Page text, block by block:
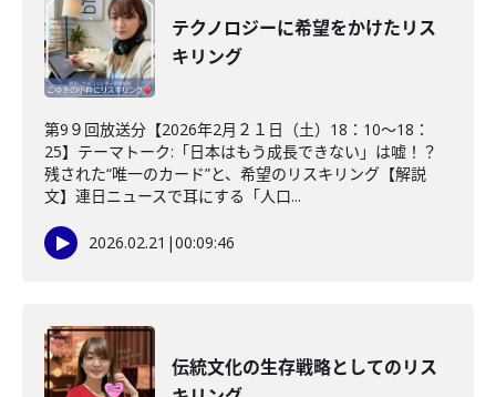
テクノロジーに希望をかけたリス
キリング
第9９回放送分【2026年2月２１日（土）18：10～18：
25】テーマトーク:「日本はもう成長できない」は嘘！？
残された“唯一のカード”と、希望のリスキリング【解説
文】連日ニュースで耳にする「人口...
2026.02.21 |00:09:46
伝統文化の生存戦略としてのリス